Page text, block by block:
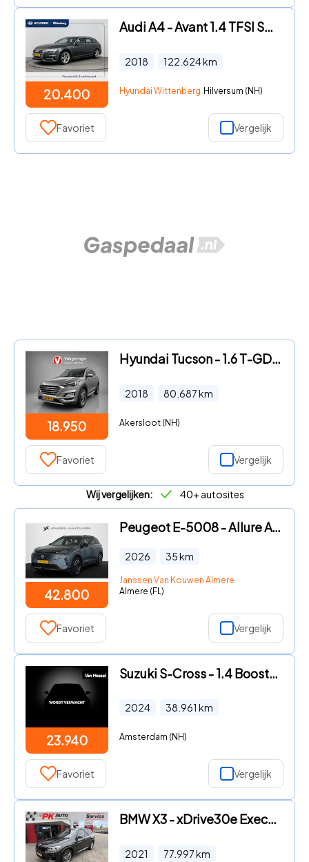
20.400
Audi A4 - Avant 1.4 TFSI SPORT S LINE EDITION | TREKHAAK | ELEKTRISCHE
2018 122.624km
Hyundai Wittenberg Hilversum (NH)
Favoriet Vergelijk
18.950
Hyundai Tucson - 1.6 T-GDi Premium 4WD / Parkeersensoren / Airco / Camera / N
2018 80.687km
Akersloot (NH)
Favoriet Vergelijk
Wij vergelijken: 40+ autosites
42.800
Peugeot E-5008 - Allure Avantage 73 kWh 7p | 360 Camera | Seat Pack | VOORDEE
2026 35km
Janssen Van Kouwen Almere
Almere (FL)
Favoriet Vergelijk
23.940
Suzuki S-Cross - 1.4 Boosterjet Select Smart Hybrid | Climate control | Achte
2024 38.961 km
Amsterdam (NH)
Favoriet Vergelijk
BMW X3 - xDrive30e Executive | Navi | Camera | Cruise | 77.997 km Dea
2021 77.997km